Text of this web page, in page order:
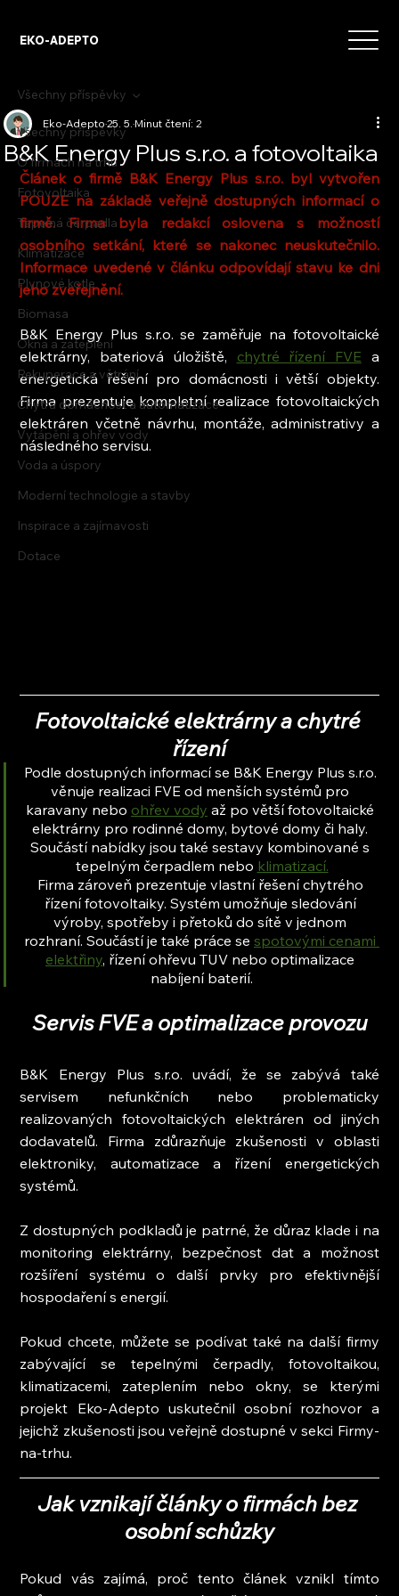
EKO-ADEPTO
Všechny příspěvky
O firmách na trhu
Fotovoltaika
Tepelná čerpadla
Klimatizace
Plynové kotle
Biomasa
Okna a zateplení
Rekuperace a větrání
Chytrá domácnost a automatizace
Vytápění a ohřev vody
Voda a úspory
Moderní technologie a stavby
Inspirace a zajímavosti
Dotace
Všechny příspěvky
B&K Energy Plus s.r.o. a fotovoltaika
Eko-Adepto25. 5.Minut čtení: 2
Článek o firmě B&K Energy Plus s.r.o. byl vytvořen
POUZE na základě veřejně dostupných informací o
firmě. Firma byla redakcí oslovena s možností
osobního setkání, které se nakonec neuskutečnilo.
Informace uvedené v článku odpovídají stavu ke dni
jeho zveřejnění.
B&K Energy Plus s.r.o. se zaměřuje na fotovoltaické
elektrárny, bateriová úložiště, chytré řízení FVE a
energetická řešení pro domácnosti i větší objekty.
Firma prezentuje kompletní realizace fotovoltaických
elektráren včetně návrhu, montáže, administrativy a
následného servisu.
Fotovoltaické elektrárny a chytré
řízení
Podle dostupných informací se B&K Energy Plus s.r.o.
věnuje realizaci FVE od menších systémů pro
karavany nebo ohřev vody až po větší fotovoltaické
elektrárny pro rodinné domy, bytové domy či haly.
Součástí nabídky jsou také sestavy kombinované s
tepelným čerpadlem nebo klimatizací.
Firma zároveň prezentuje vlastní řešení chytrého
řízení fotovoltaiky. Systém umožňuje sledování
výroby, spotřeby i přetoků do sítě v jednom
rozhraní. Součástí je také práce se spotovými cenami
elektřiny, řízení ohřevu TUV nebo optimalizace
nabíjení baterií.
Servis FVE a optimalizace provozu
B&K Energy Plus s.r.o. uvádí, že se zabývá také
servisem nefunkčních nebo problematicky
realizovaných fotovoltaických elektráren od jiných
dodavatelů. Firma zdůrazňuje zkušenosti v oblasti
elektroniky, automatizace a řízení energetických
systémů.
Z dostupných podkladů je patrné, že důraz klade i na
monitoring elektrárny, bezpečnost dat a možnost
rozšíření systému o další prvky pro efektivnější
hospodaření s energií.
Pokud chcete, můžete se podívat také na další firmy
zabývající se tepelnými čerpadly, fotovoltaikou,
klimatizacemi, zateplením nebo okny, se kterými
projekt Eko-Adepto uskutečnil osobní rozhovor a
jejichž zkušenosti jsou veřejně dostupné v sekci Firmy-
na-trhu.
Jak vznikají články o firmách bez
osobní schůzky
Pokud vás zajímá, proč tento článek vznikl tímto